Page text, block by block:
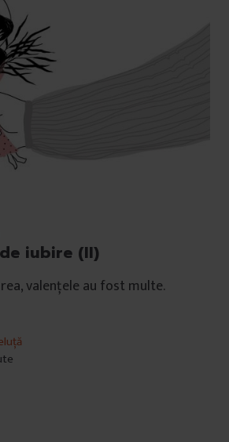
iubire (II)
valențele au fost multe.